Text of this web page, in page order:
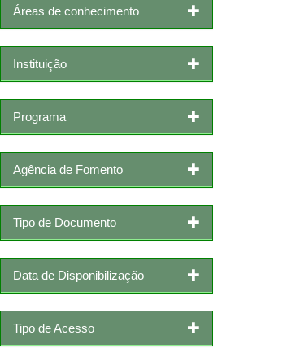
Áreas de conhecimento
Instituição
Programa
Agência de Fomento
Tipo de Documento
Data de Disponibilização
Tipo de Acesso